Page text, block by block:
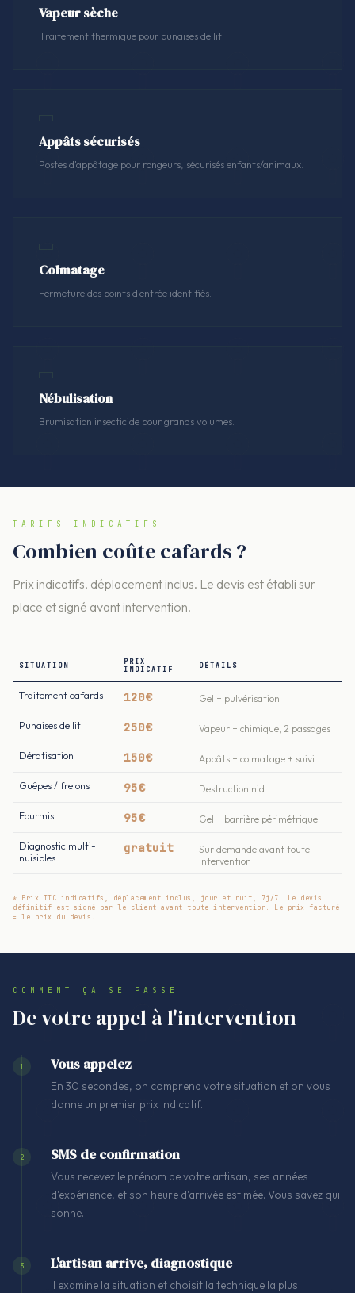
Vapeur sèche
Traitement thermique pour punaises de lit.
Appâts sécurisés
Postes d'appâtage pour rongeurs, sécurisés enfants/animaux.
Colmatage
Fermeture des points d'entrée identifiés.
Nébulisation
Brumisation insecticide pour grands volumes.
TARIFS INDICATIFS
Combien coûte cafards ?
Prix indicatifs, déplacement inclus. Le devis est établi sur
place et signé avant intervention.
SITUATION
PRIX
INDICATIF
DÉTAILS
Traitement cafards 120€ Gel + pulvérisation
Punaises de lit 250€ Vapeur + chimique, 2 passages
Dératisation 150€ Appâts + colmatage + suivi
Guêpes / frelons 95€ Destruction nid
Fourmis 95€ Gel + barrière périmétrique
Diagnostic multi-
nuisibles
gratuit
Sur demande avant toute
intervention
* Prix TTC indicatifs, déplacement inclus, jour et nuit, 7j/7. Le devis
définitif est signé par le client avant toute intervention. Le prix facturé
= le prix du devis.
COMMENT ÇA SE PASSE
De votre appel à l'intervention
1 Vous appelez
En 30 secondes, on comprend votre situation et on vous
donne un premier prix indicatif.
2 SMS de confirmation
Vous recevez le prénom de votre artisan, ses années
d'expérience, et son heure d'arrivée estimée. Vous savez qui
sonne.
3 L'artisan arrive, diagnostique
Il examine la situation et choisit la technique la plus